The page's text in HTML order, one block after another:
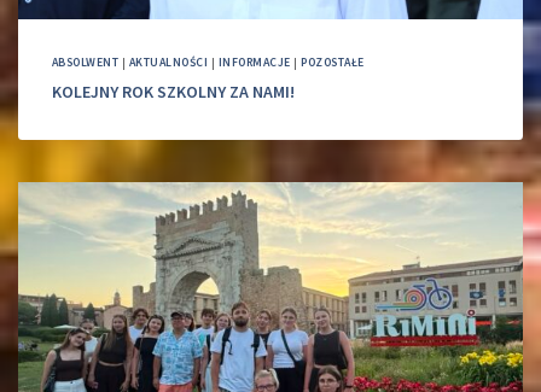
ABSOLWENT | AKTUALNOŚCI | INFORMACJE |POZOSTAŁE
KOLEJNY ROK SZKOLNY ZA NAMI!